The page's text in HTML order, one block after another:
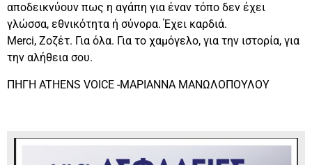
αποδεικνύουν πως η αγάπη για έναν τόπο δεν έχει
γλώσσα, εθνικότητα ή σύνορα. Έχει καρδιά.
Merci, Ζοζέτ. Για όλα. Για το χαμόγελο, για την ιστορία, για
την αλήθεια σου.
ΠΗΓΗ ATHENS VOICE -ΜΑΡΙΑΝΝΑ ΜΑΝΩΛΟΠΟΥΛΟΥ